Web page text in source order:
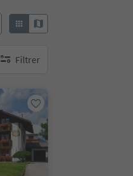
Filtrer
aucun filtre actif